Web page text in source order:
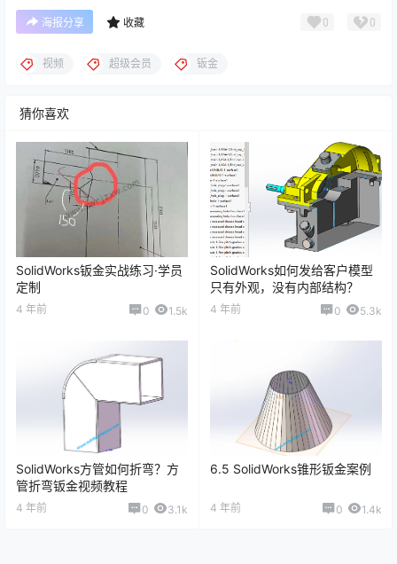
海报分享 收藏 0 0
视频 超级会员 钣金
猜你喜欢
SolidWorks钣金实战练习·学员
定制
4 年前 0 1.5k
SolidWorks如何发给客户模型
只有外观，没有内部结构？
4 年前 0 5.3k
SolidWorks方管如何折弯？方
管折弯钣金视频教程
4 年前 0 3.1k
6.5 SolidWorks锥形钣金案例
4 年前 0 1.4k